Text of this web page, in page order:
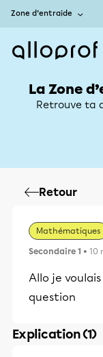
Zone d’entraide
La Zone
Retrouve ta
Retour
Mathématiques
Secondaire 1 • 10
Allo je
question
Explication (1)